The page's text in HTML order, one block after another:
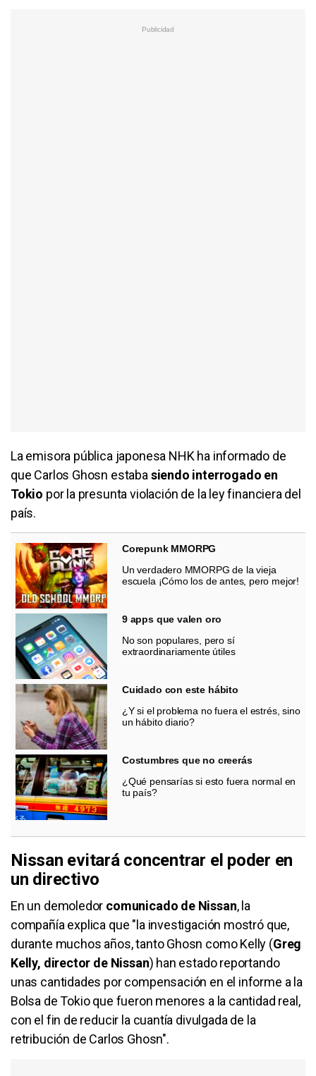
La emisora pública japonesa NHK ha informado de
que Carlos Ghosn estaba siendo interrogado en
Tokio por la presunta violación de la ley financiera del
país.
Corepunk MMORPG
Un verdadero MMORPG de la vieja
escuela ¡Cómo los de antes, pero mejor!
9 apps que valen oro
No son populares, pero sí
extraordinariamente útiles
Cuidado con este hábito
¿Y si el problema no fuera el estrés, sino
un hábito diario?
Costumbres que no creerás
¿Qué pensarías si esto fuera normal en
tu país?
Nissan evitará concentrar el poder en
un directivo
En un demoledor comunicado de Nissan, la
compañía explica que "la investigación mostró que,
durante muchos años, tanto Ghosn como Kelly (Greg
Kelly, director de Nissan) han estado reportando
unas cantidades por compensación en el informe a la
Bolsa de Tokio que fueron menores a la cantidad real,
con el fin de reducir la cuantía divulgada de la
retribución de Carlos Ghosn".